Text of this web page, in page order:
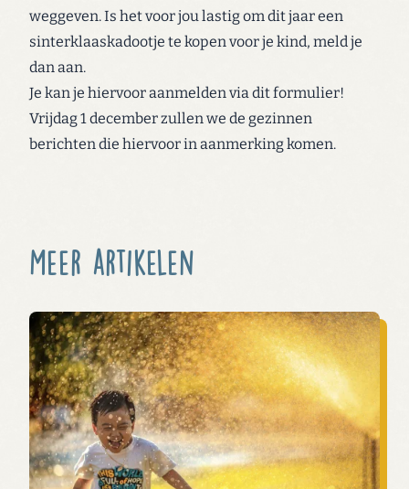
weggeven. Is het voor jou lastig om dit jaar een
sinterklaaskadootje te kopen voor je kind, meld je
dan aan.
Je kan je hiervoor aanmelden via dit formulier!
Vrijdag 1 december zullen we de gezinnen
berichten die hiervoor in aanmerking komen.
Meer artikelen